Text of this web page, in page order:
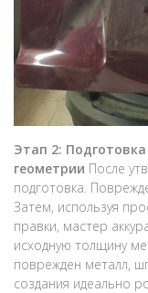
Этап 2:
геометрии После
подготовка.
Затем, используя
правки, мастер
исходную толщину
поврежден металл,
создания идеально